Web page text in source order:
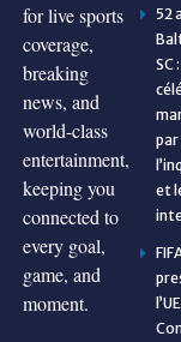
for live sports
coverage,
breaking
news, and
world-class
entertainment,
keeping you
connected to
every goal,
game, and
moment.
52
SC
par
et